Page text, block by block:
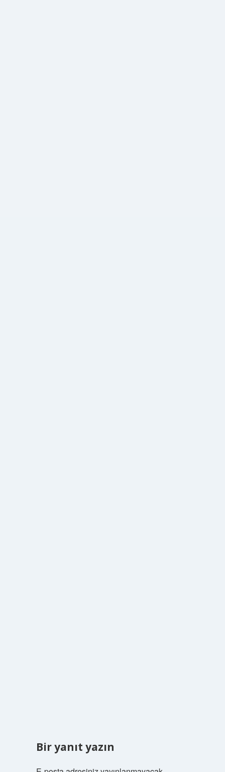
Bir yanıt yazın